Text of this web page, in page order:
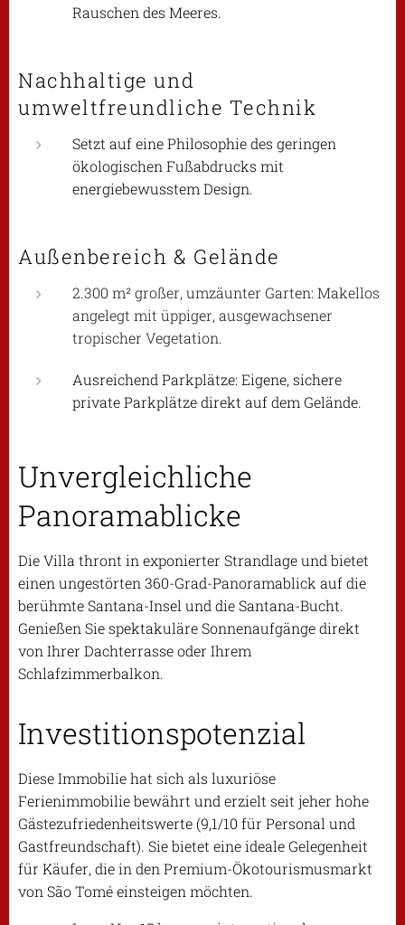
Rauschen des Meeres.
Nachhaltige und
umweltfreundliche Technik
Setzt auf eine Philosophie des geringen
ökologischen Fußabdrucks mit
energiebewusstem Design.
Außenbereich & Gelände
2.300 m² großer, umzäunter Garten: Makellos
angelegt mit üppiger, ausgewachsener
tropischer Vegetation.
Ausreichend Parkplätze: Eigene, sichere
private Parkplätze direkt auf dem Gelände.
Unvergleichliche
Panoramablicke
Die Villa thront in exponierter Strandlage und bietet
einen ungestörten 360-Grad-Panoramablick auf die
berühmte Santana-Insel und die Santana-Bucht.
Genießen Sie spektakuläre Sonnenaufgänge direkt
von Ihrer Dachterrasse oder Ihrem
Schlafzimmerbalkon.
Investitionspotenzial
Diese Immobilie hat sich als luxuriöse
Ferienimmobilie bewährt und erzielt seit jeher hohe
Gästezufriedenheitswerte (9,1/10 für Personal und
Gastfreundschaft). Sie bietet eine ideale Gelegenheit
für Käufer, die in den Premium-Ökotourismusmarkt
von São Tomé einsteigen möchten.